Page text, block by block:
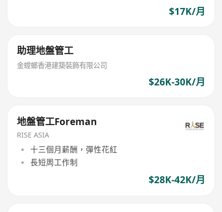
$17K/月
助理地盤管工
金螳螂香港建築裝飾有限公司
$26K-30K/月
地盤管工Foreman
RISE ASIA
十三個月薪酬，彈性花紅
長短周工作制
$28K-42K/月